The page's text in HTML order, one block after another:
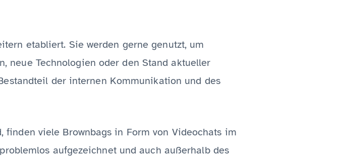
etabliert. Sie werden gerne genutzt, um
neue Technologien oder den Stand aktueller
der internen Kommunikation und des
viele Brownbags in Form von Videochats im
aufgezeichnet und auch außerhalb des